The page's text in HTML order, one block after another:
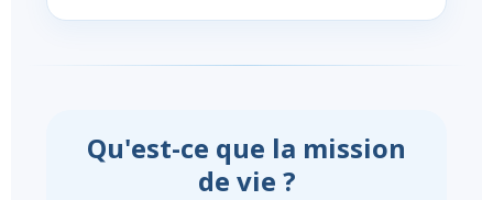
Qu'est-ce que la mission
de vie ?